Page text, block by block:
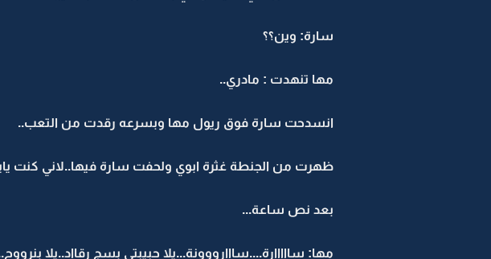
سارة: وين؟؟
مها تنهدت : مادري..
انسدحت سارة فوق ريول مها وبسرعه رقدت من التعب..
ظهرت من الجنطة غثرة ابوي ولحفت سارة فيها..لاني كنت
بعد نص ساعة...
مها: سااااارة....سااارووونة...يلا حبيبتي بسج رقااد..يلا